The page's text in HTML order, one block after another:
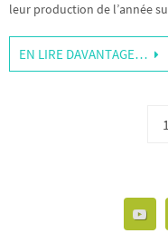
leur production de l’année
EN LIRE DAVANTAGE…
1